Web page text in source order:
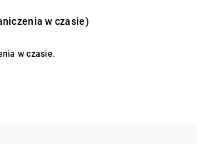
w czasie)
w czasie.